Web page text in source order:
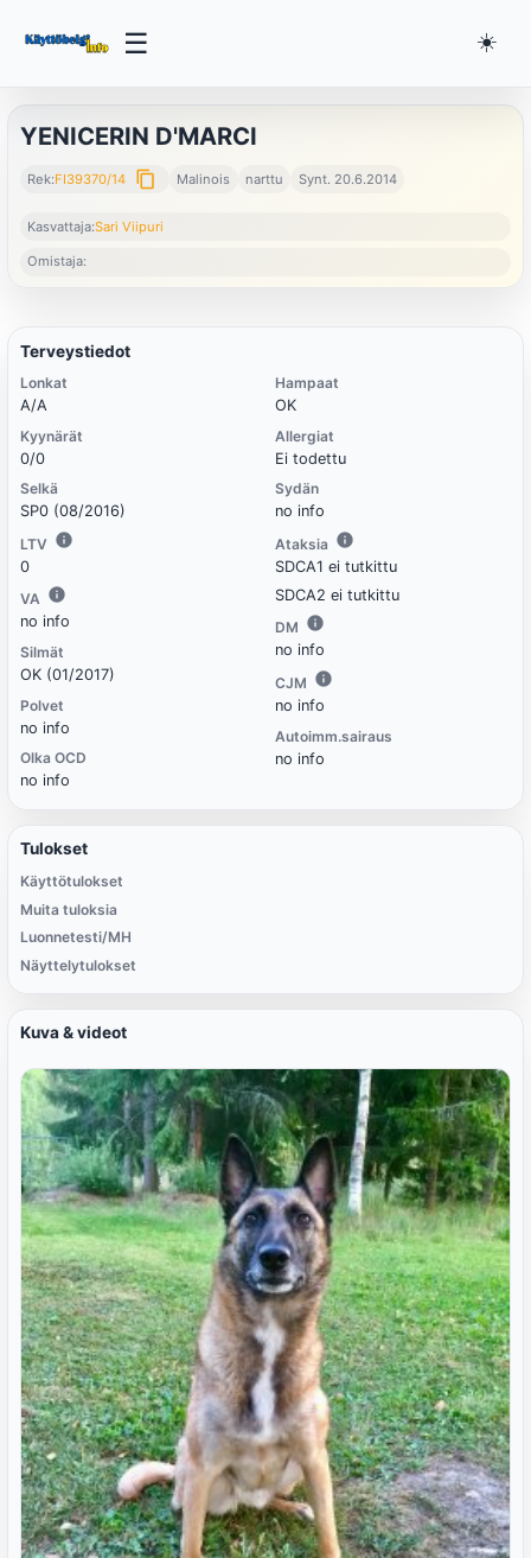
☰ ☀️
YENICERIN D'MARCI
Rek:FI39370/14 content_copy Malinois narttu Synt. 20.6.2014
Kasvattaja:Sari Viipuri
Omistaja:
Terveystiedot
Lonkat
A/A
Kyynärät
0/0
Selkä
SP0 (08/2016)
LTV
0
VA
no info
Silmät
OK (01/2017)
Polvet
no info
Olka OCD
no info
Hampaat
OK
Allergiat
Ei todettu
Sydän
no info
Ataksia
SDCA1 ei tutkittu
SDCA2 ei tutkittu
DM
no info
CJM
no info
Autoimm.sairaus
no info
Tulokset
Käyttötulokset
Muita tuloksia
Luonnetesti/MH
Näyttelytulokset
Kuva & videot